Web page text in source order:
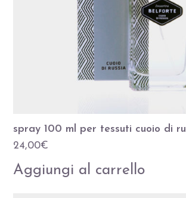
spray 100 ml per tessuti cuoio di
24,00€
Aggiungi al carrello